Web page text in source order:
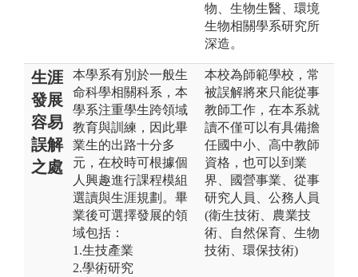
物、生物生醫、環境
生物相關學系研究所
深造。
生涯
發展
容易
誤解
之處
本學系有別於一般生
命科學相關科系，本
學系注重學生跨領域
教育與訓練，因此畢
業生的出路十分多
元，在校時可根據個
人興趣進行課程模組
選讀與生涯規劃。畢
業後可選擇發展的領
域包括：
1.生技產業
2.學術研究
本校為師範學校，常
被誤解將來只能從事
教師工作，在本系就
讀不僅可以有具備擔
任國中小、高中教師
資格，也可以到業
界、國營事業、從事
研究人員、公務人員
(衛生技術、農業技
術、自然保育、生物
技術、環保技術)